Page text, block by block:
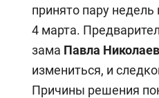
принято пару
4 марта.
зама Павла
измениться, и
Причины решения